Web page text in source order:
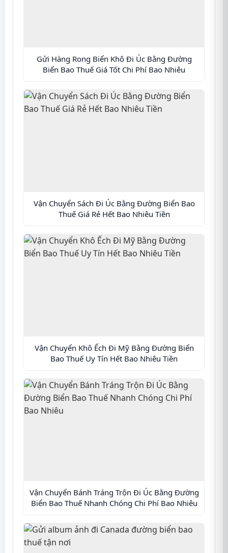
Gửi Hàng Rong Biển Khô Đi Úc Bằng Đường
Biển Bao Thuế Giá Tốt Chi Phí Bao Nhiêu
Vận Chuyển Sách Đi Úc Bằng Đường Biển Bao
Thuế Giá Rẻ Hết Bao Nhiêu Tiền
Vận Chuyển Khô Ếch Đi Mỹ Bằng Đường Biển
Bao Thuế Uy Tín Hết Bao Nhiêu Tiền
Vận Chuyển Bánh Tráng Trộn Đi Úc Bằng Đường
Biển Bao Thuế Nhanh Chóng Chi Phí Bao Nhiêu